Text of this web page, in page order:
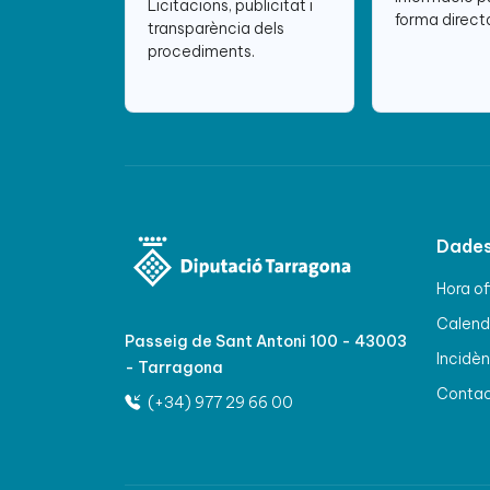
Licitacions, publicitat i
transparència dels
procediments.
forma
Passeig de Sant Antoni 100 - 43003
- Tarragona
(+34) 977 29 66 00
Hora